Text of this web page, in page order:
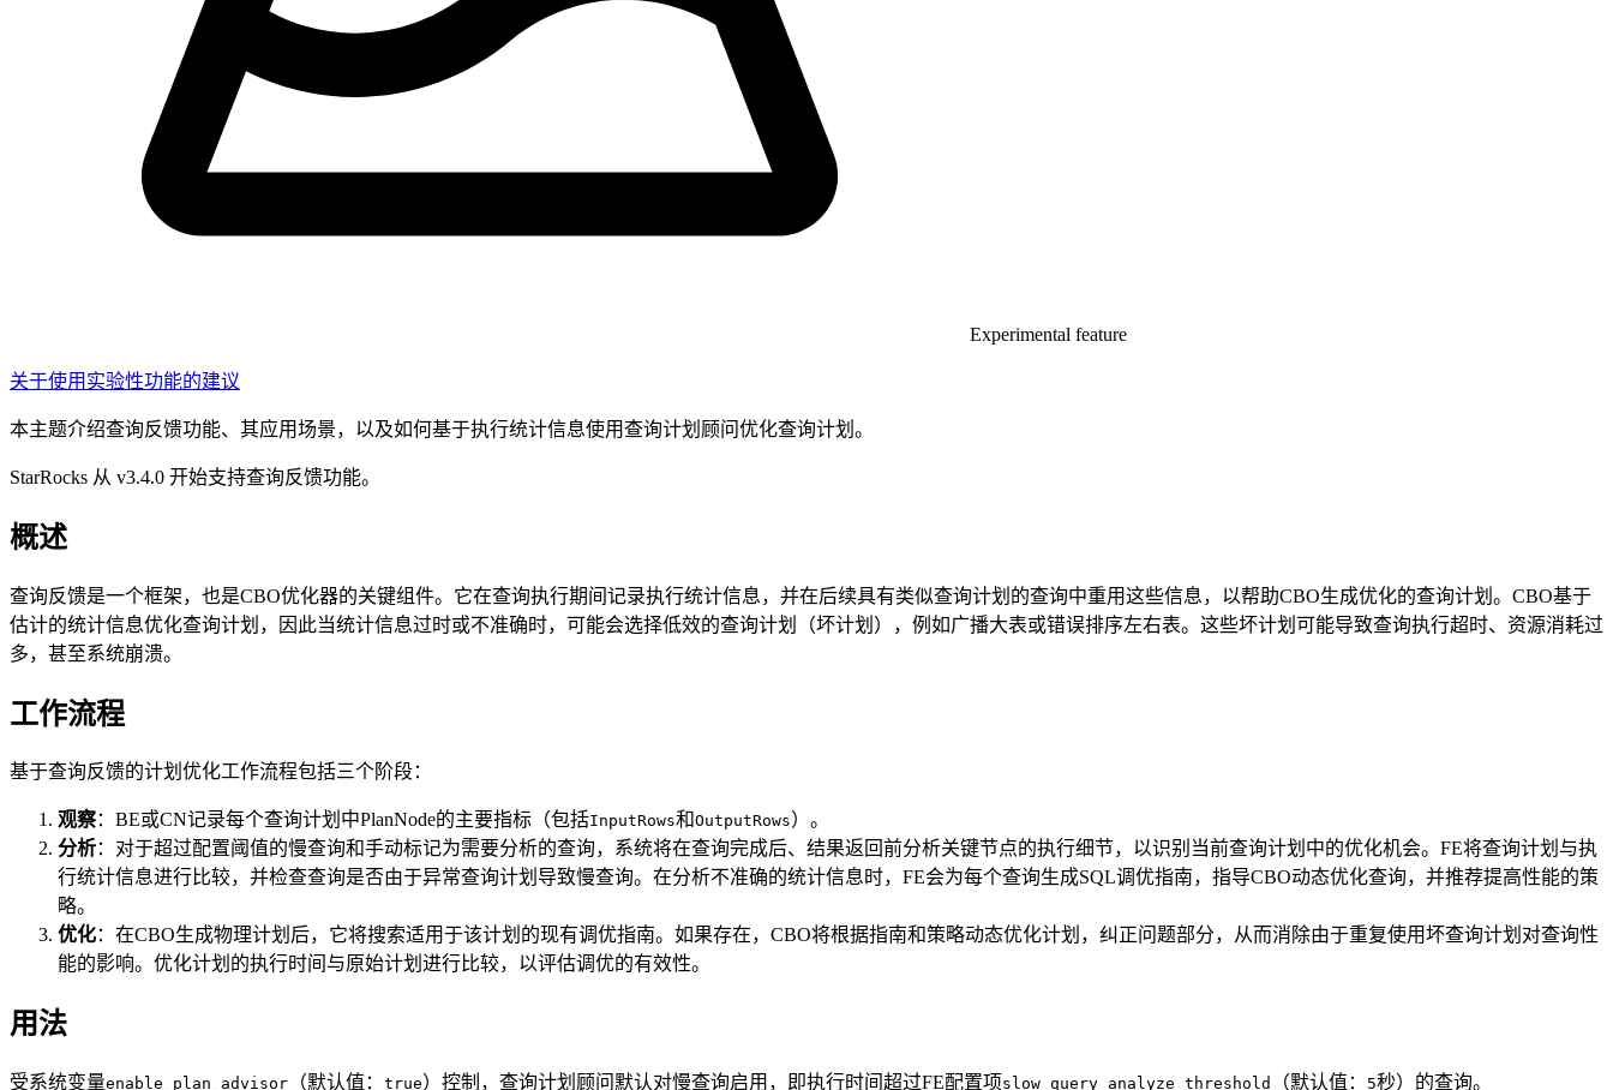
Experimental feature
关于使用实验性功能的建议
本主题介绍查询反馈功能、其应用场景，以及如何基于执行统计信息使用查询计划顾问优化查询计划。
StarRocks 从 v3.4.0 开始支持查询反馈功能。
概述
查询反馈是一个框架，也是CBO优化器的关键组件。它在查询执行期间记录执行统计信息，并在后续具有类似查询计划的查询中重用这些信息，以帮助CBO生成优化的查询计划。CBO基于
估计的统计信息优化查询计划，因此当统计信息过时或不准确时，可能会选择低效的查询计划（坏计划），例如广播大表或错误排序左右表。这些坏计划可能导致查询执行超时、资源消耗过
多，甚至系统崩溃。
工作流程
基于查询反馈的计划优化工作流程包括三个阶段：
观察：BE或CN记录每个查询计划中PlanNode的主要指标（包括InputRows和OutputRows）。
分析：对于超过配置阈值的慢查询和手动标记为需要分析的查询，系统将在查询完成后、结果返回前分析关键节点的执行细节，以识别当前查询计划中的优化机会。FE将查询计划与执
行统计信息进行比较，并检查查询是否由于异常查询计划导致慢查询。在分析不准确的统计信息时，FE会为每个查询生成SQL调优指南，指导CBO动态优化查询，并推荐提高性能的策
略。
优化：在CBO生成物理计划后，它将搜索适用于该计划的现有调优指南。如果存在，CBO将根据指南和策略动态优化计划，纠正问题部分，从而消除由于重复使用坏查询计划对查询性
能的影响。优化计划的执行时间与原始计划进行比较，以评估调优的有效性。
用法
受系统变量enable_plan_advisor （默认值： true）控制，查询计划顾问默认对慢查询启用，即执行时间超过FE配置项slow_query_analyze_threshold （默认值： 5秒）的查询。